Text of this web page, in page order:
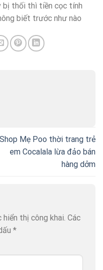
bị thối thì tiền cọc tính
biết trước như nào
Shop Mẹ Poo thời trang trẻ
em Cocalala lừa đảo bán
hàng dởm
thị công khai. Các
*